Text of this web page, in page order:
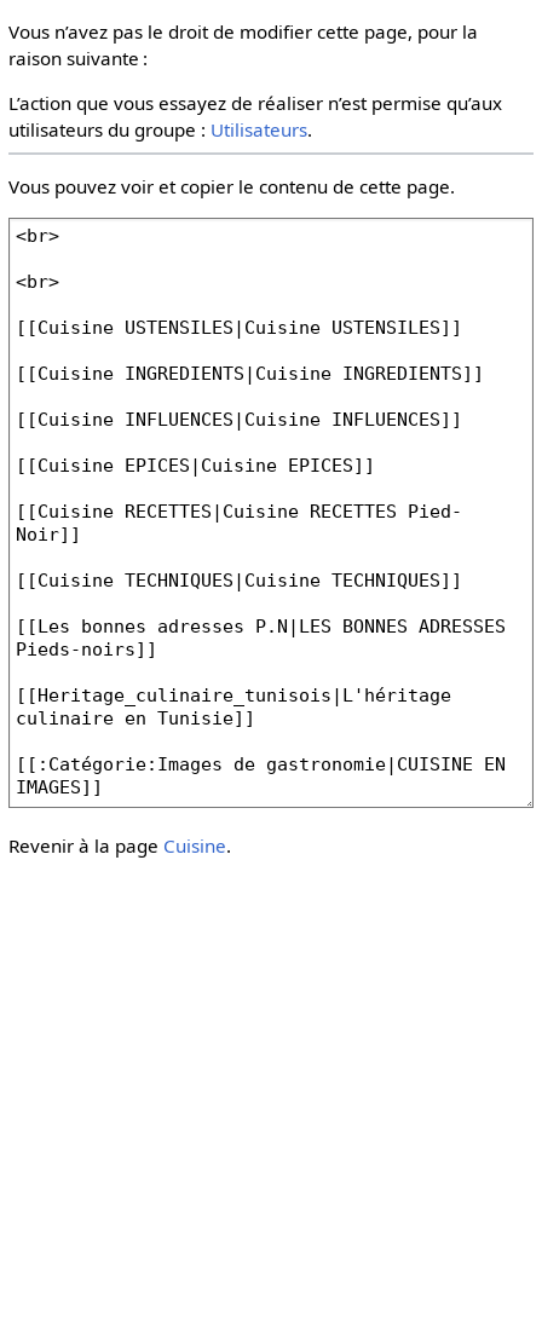
Vous n’avez pas le droit de modifier cette page, pour la
raison suivante :
L’action que vous essayez de réaliser n’est permise qu’aux
utilisateurs du groupe : Utilisateurs.
Vous pouvez voir et copier le contenu de cette page.
Revenir à la page Cuisine.